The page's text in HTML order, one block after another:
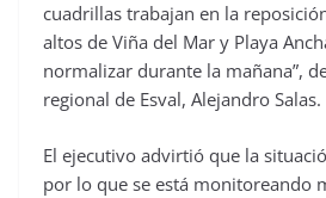
cuadrillas trabajan en la
altos de Viña del Mar y Playa
normalizar durante la mañana”,
regional de Esval, Alejandro Salas.
El ejecutivo advirtió que la
por lo que se está monitoreando